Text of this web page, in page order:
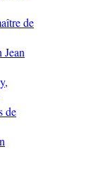
de
de